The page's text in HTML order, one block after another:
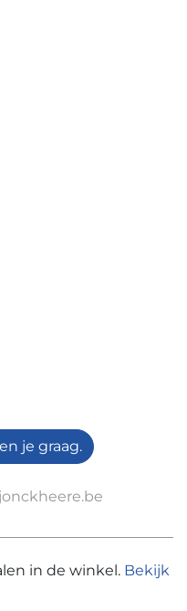
je graag.
in de winkel. Bekijk